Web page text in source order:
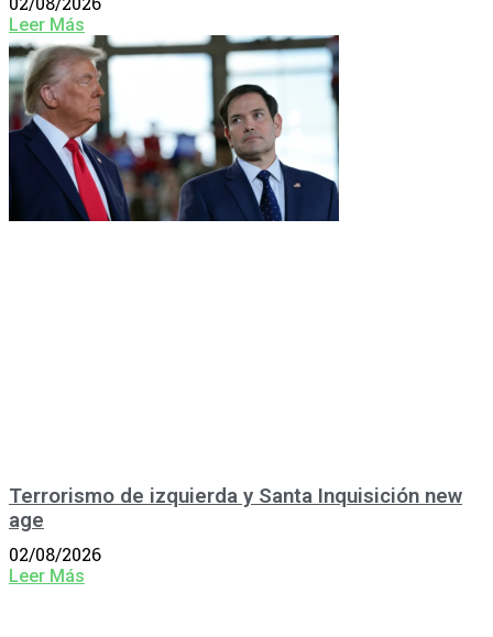
Leer Más
Terrorismo de izquierda y Santa Inquisición new
age
02/08/2026
Leer Más